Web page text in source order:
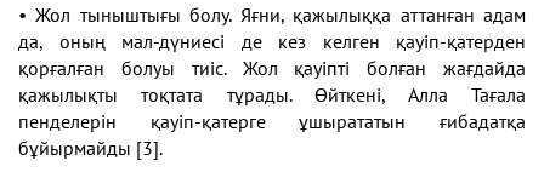
• Жол тыныштығы болу. Яғни, қажылыққа аттанған адам
да, оның мал-дүниесі де кез келген қауіп-қатерден
қорғалған болуы тиіс. Жол қауіпті болған жағдайда
қажылықты тоқтата тұрады. Өйткені, Алла Тағала
пенделерін қауіп-қатерге ұшырататын ғибадатқа
бұйырмайды [3].